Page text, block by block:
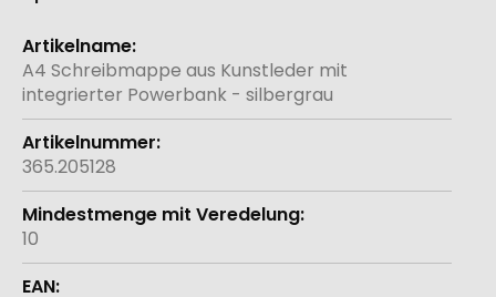
Weitere
Informationen
A4 Schreibmappe aus Kunstleder mit
integrierter Powerbank - silbergrau
365.205128
10